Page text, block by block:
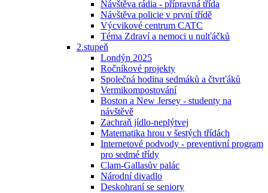
Návštěva rádia - přípravná třída
Návštěva policie v první třídě
Výcvikové centrum CATC
Téma Zdraví a nemoci u nulťáčků
2.stupeň
Londýn 2025
Ročníkové projekty
Společná hodina sedmáků a čtvrťáků
Vermikompostování
Boston a New Jersey - studenty na
návštěvě
Zachraň jídlo-neplýtvej
Matematika hrou v šestých třídách
Internetové podvody - preventivní program
pro sedmé třídy
Clam-Gallasův palác
Národní divadlo
Deskohraní se seniory